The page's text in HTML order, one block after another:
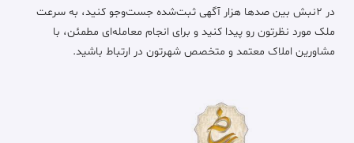
در ۲نبش بین صدها هزار آگهی ثبت‌شده جست‌وجو کنید، به سرعت
ملک مورد نظرتون رو پیدا کنید و برای انجام معامله‌ای مطمئن، با
مشاورین املاک معتمد و متخصص شهرتون در ارتباط باشید.